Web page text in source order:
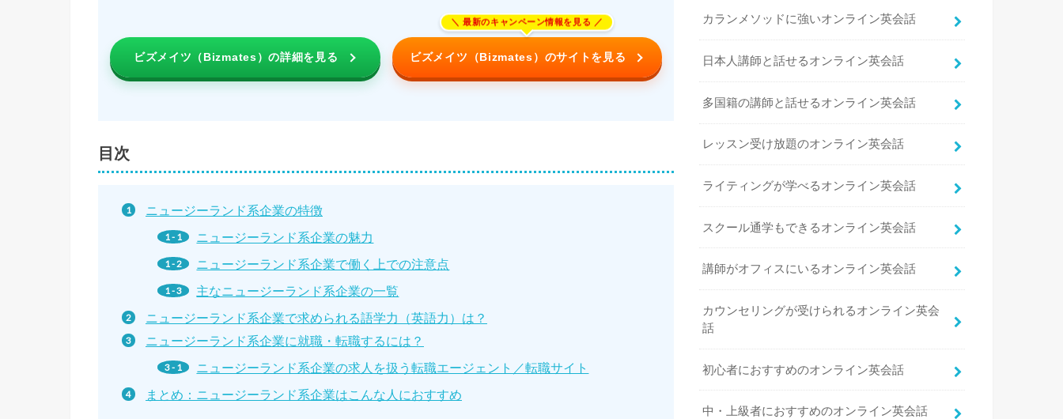
ビズメイツ（Bizmates）の詳細を見る ビズメイツ（Bizmates）のサイトを見る
目次
ニュージーランド系企業の特徴
ニュージーランド系企業の魅力
ニュージーランド系企業で働く上での注意点
主なニュージーランド系企業の一覧
ニュージーランド系企業で求められる語学力（英語力）は？
ニュージーランド系企業に就職・転職するには？
ニュージーランド系企業の求人を扱う転職エージェント／転職サイト
まとめ：ニュージーランド系企業はこんな人におすすめ
カランメソッドに強いオンライン英会話
日本人講師と話せるオンライン英会話
多国籍の講師と話せるオンライン英会話
レッスン受け放題のオンライン英会話
ライティングが学べるオンライン英会話
スクール通学もできるオンライン英会話
講師がオフィスにいるオンライン英会話
カウンセリングが受けられるオンライン英会
話
初心者におすすめのオンライン英会話
中・上級者におすすめのオンライン英会話